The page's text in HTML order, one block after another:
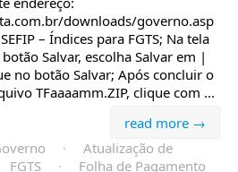
downloads/governo.asp
– Índices para FGTS; Na tela
Salvar, escolha Salvar em |
no botão Salvar; Após concluir o
TFaaaamm.ZIP, clique com ...
read more →
·
Atualização de
FGTS ·
Folha de Pagamento